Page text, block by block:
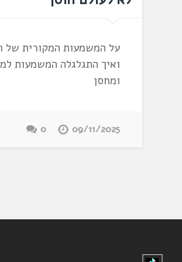
על המשמעות המקורית של
ואיך התגלגלה המשמעות
ומחסן
09/11/2025
0